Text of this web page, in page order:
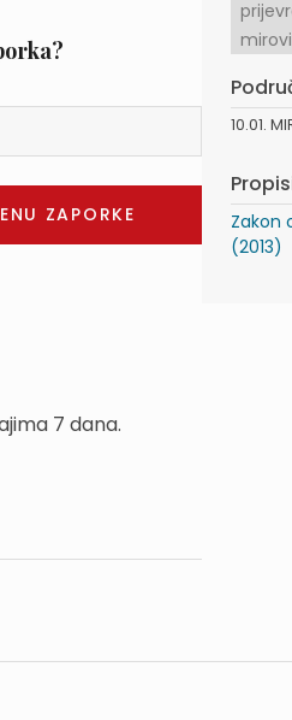
7 dana.
10.01.
Zakon
(2013)